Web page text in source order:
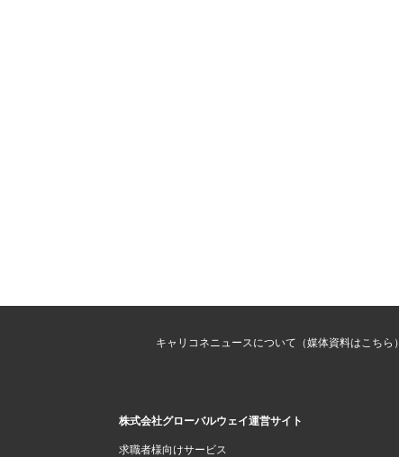
キャリコネニュースについて（媒体資料はこちら）
株式会社グローバルウェイ運営サイト
求職者様向けサービス